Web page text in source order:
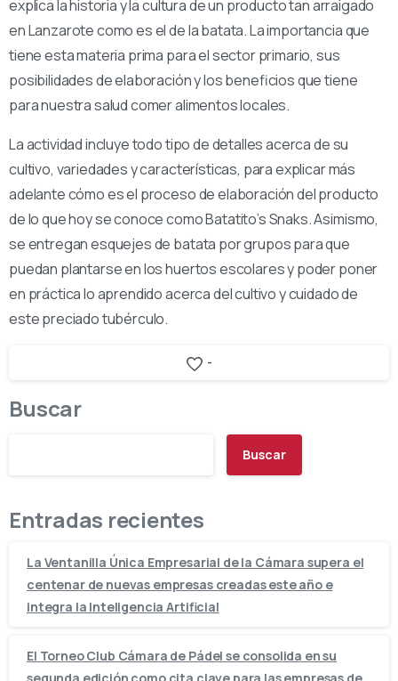
explica la historia y la cultura de un producto tan arraigado
en Lanzarote como es el de la batata. La importancia que
tiene esta materia prima para el sector primario, sus
posibilidades de elaboración y los beneficios que tiene
para nuestra salud comer alimentos locales.
La actividad incluye todo tipo de detalles acerca de su
cultivo, variedades y características, para explicar más
adelante cómo es el proceso de elaboración del producto
de lo que hoy se conoce como Batatito’s Snaks. Asimismo,
se entregan esquejes de batata por grupos para que
puedan plantarse en los huertos escolares y poder poner
en práctica lo aprendido acerca del cultivo y cuidado de
este preciado tubérculo.
-
Buscar
Buscar
Entradas recientes
La Ventanilla Única Empresarial de la Cámara supera el
centenar de nuevas empresas creadas este año e
integra la Inteligencia Artificial
El Torneo Club Cámara de Pádel se consolida en su